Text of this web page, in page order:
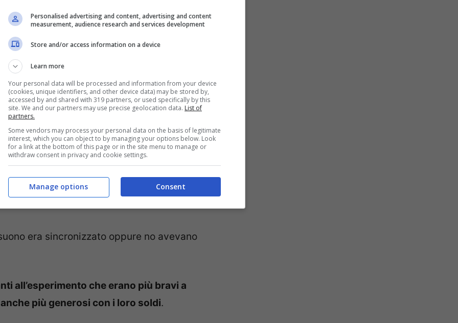
la somma di denaro di penalizzare in
non si sarebbero mai incontrati.
partecipanti allo studio è stato chiesto di
nulla in cambio, dopo che
interocezione, ai partecipanti è stato
del battito cardiaco.
di suoni che erano erano
cuore, e lo hanno fatto senza essere in
era sincronizzato oppure no avevano
all’esperimento che erano più bravi a
più generosi con i loro soldi.
Personalised advertising and content, advertising and content
measurement, audience research and services development
Store and/or access information on a device
Learn more
Your personal data will be processed and information from your device
(cookies, unique identifiers, and other device data) may be stored by,
accessed by and shared with 319 partners, or used specifically by this
site. We and our partners may use precise geolocation data. List of
partners.
Some vendors may process your personal data on the basis of legitimate
interest, which you can object to by managing your options below. Look
for a link at the bottom of this page or in the site menu to manage or
withdraw consent in privacy and cookie settings.
Consent
Manage options